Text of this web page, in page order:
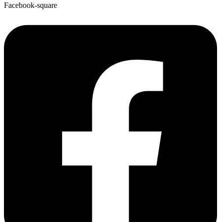
Facebook-square